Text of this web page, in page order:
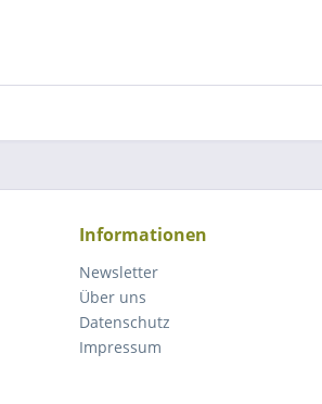
Informationen
Newsletter
Über uns
Datenschutz
Impressum